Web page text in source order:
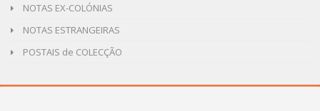
NOTAS EX-COLÓNIAS
NOTAS ESTRANGEIRAS
POSTAIS de COLECÇÃO